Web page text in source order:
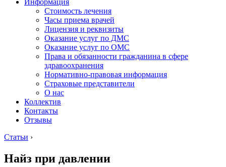
Информация
Стоимость лечения
Часы приема врачей
Лицензия и реквизиты
Оказание услуг по ДМС
Оказание услуг по ОМС
Права и обязанности гражданина в сфере
здравоохранения
Нормативно-правовая информация
Страховые представители
О нас
Коллектив
Контакты
Отзывы
Статьи ›
Найз при давлении